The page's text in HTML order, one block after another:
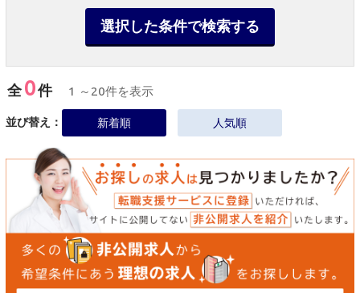
選択した条件で検索する
全0件 1 ～20件を表示
並び替え： 新着順 人気順